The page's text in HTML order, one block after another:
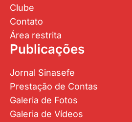
Clube
Contato
Área restrita
Publicações
Jornal Sinasefe
Prestação de Contas
Galeria de Fotos
Galeria de Vídeos